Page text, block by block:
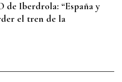
de Iberdrola: “España y
el tren de la